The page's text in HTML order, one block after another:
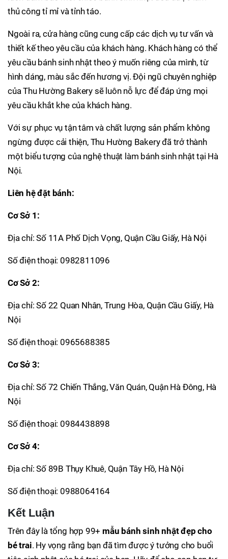
thủ công tỉ mỉ và tỉnh táo.
Ngoài ra, cửa hàng cũng cung cấp các dịch vụ tư vấn và
thiết kế theo yêu cầu của khách hàng. Khách hàng có thể
yêu cầu bánh sinh nhật theo ý muốn riêng của mình, từ
hình dáng, màu sắc đến hương vị. Đội ngũ chuyên nghiệp
của Thu Hường Bakery sẽ luôn nỗ lực để đáp ứng mọi
yêu cầu khắt khe của khách hàng.
Với sự phục vụ tận tâm và chất lượng sản phẩm không
ngừng được cải thiện, Thu Hường Bakery đã trở thành
một biểu tượng của nghệ thuật làm bánh sinh nhật tại Hà
Nội.
Liên hệ đặt bánh:
Cơ Sở 1:
Địa chỉ: Số 11A Phố Dịch Vọng, Quận Cầu Giấy, Hà Nội
Số điện thoại: 0982811096
Cơ Sở 2:
Địa chỉ: Số 22 Quan Nhân, Trung Hòa, Quận Cầu Giấy, Hà
Nội
Số điện thoại: 0965688385
Cơ Sở 3:
Địa chỉ: Số 72 Chiến Thắng, Văn Quán, Quận Hà Đông, Hà
Nội
Số điện thoại: 0984438898
Cơ Sở 4:
Địa chỉ: Số 89B Thụy Khuê, Quận Tây Hồ, Hà Nội
Số điện thoại: 0988064164
Kết Luận
Trên đây là tổng hợp 99+ mẫu bánh sinh nhật đẹp cho
bé trai. Hy vọng rằng bạn đã tìm được ý tưởng cho buổi